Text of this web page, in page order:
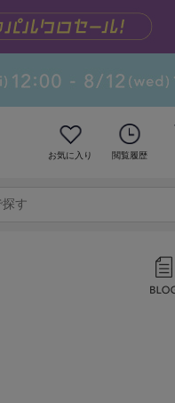
お気に入り 閲覧履歴